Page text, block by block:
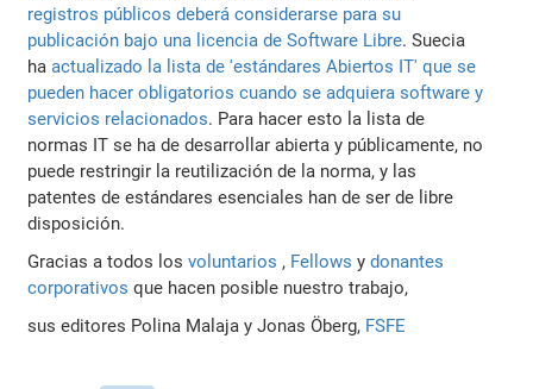
registros públicos deberá considerarse para su
publicación bajo una licencia de Software Libre. Suecia
haactualizado la lista de 'estándares Abiertos IT' que se
pueden hacer obligatorios cuando se adquiera software y
servicios relacionados. Para hacer esto la lista de
normas IT se ha de desarrollar abierta y públicamente, no
puede restringir la reutilización de la norma, y las
patentes de estándares esenciales han de ser de libre
disposición.
Gracias a todos losvoluntarios , Fellows ydonantes
corporativos que hacen posible nuestro trabajo,
sus editores Polina Malaja y Jonas Öberg, FSFE